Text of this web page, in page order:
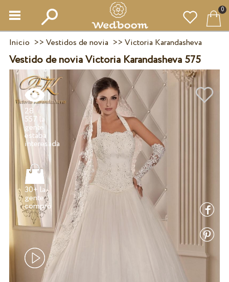
0
Inicio >> Vestidos de novia >> Victoria Karandasheva
Vestido de novia Victoria Karandasheva 575
28
557 la
gente
estaba
30+ la
gente